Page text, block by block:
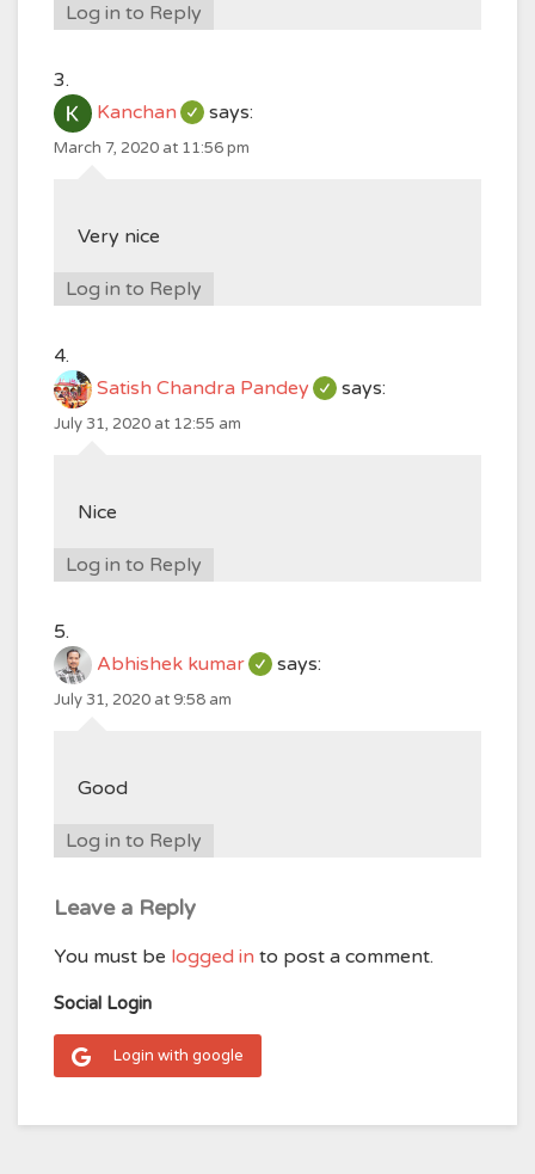
Log in to Reply
Kanchan says:
March 7, 2020 at 11:56 pm
Very nice
Log in to Reply
Satish Chandra Pandey says:
July 31, 2020 at 12:55 am
Nice
Log in to Reply
Abhishek kumar says:
July 31, 2020 at 9:58 am
Good
Log in to Reply
Leave a Reply
You must be logged in to post a comment.
Social Login
Login with google